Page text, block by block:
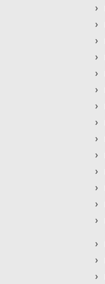
›
›
›
›
›
›
›
›
›
›
›
›
›
›
›
›
›